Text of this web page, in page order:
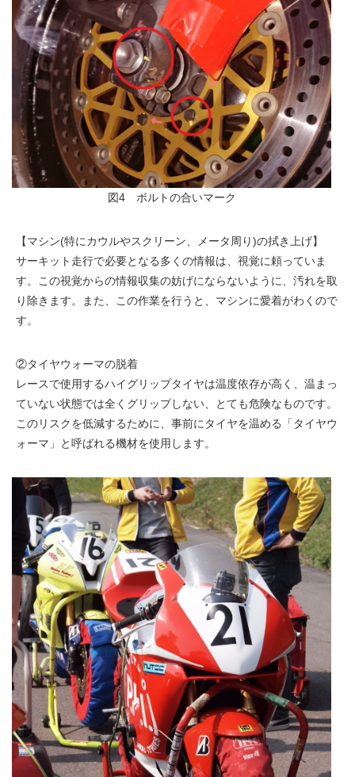
図4 ボルトの合いマーク
【マシン(特にカウルやスクリーン、メータ周り)の拭き上げ】
サーキット走行で必要となる多くの情報は、視覚に頼っていま
す。この視覚からの情報収集の妨げにならないように、汚れを取
り除きます。また、この作業を行うと、マシンに愛着がわくので
す。
②タイヤウォーマの脱着
レースで使用するハイグリップタイヤは温度依存が高く、温まっ
ていない状態では全くグリップしない、とても危険なものです。
このリスクを低減するために、事前にタイヤを温める「タイヤウ
ォーマ」と呼ばれる機材を使用します。